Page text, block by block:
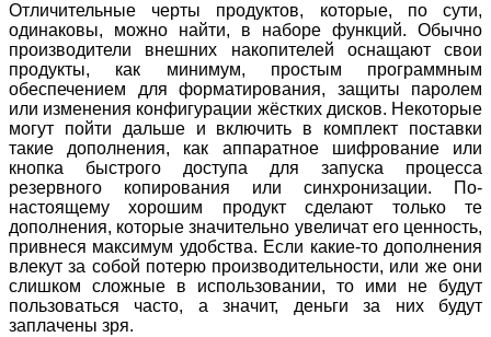
Отличительные черты продуктов, которые, по сути,
одинаковы, можно найти, в наборе функций. Обычно
производители внешних накопителей оснащают свои
продукты, как минимум, простым программным
обеспечением для форматирования, защиты паролем
или изменения конфигурации жёстких дисков. Некоторые
могут пойти дальше и включить в комплект поставки
такие дополнения, как аппаратное шифрование или
кнопка быстрого доступа для запуска процесса
резервного копирования или синхронизации. По-
настоящему хорошим продукт сделают только те
дополнения, которые значительно увеличат его ценность,
привнеся максимум удобства. Если какие-то дополнения
влекут за собой потерю производительности, или же они
слишком сложные в использовании, то ими не будут
пользоваться часто, а значит, деньги за них будут
заплачены зря.